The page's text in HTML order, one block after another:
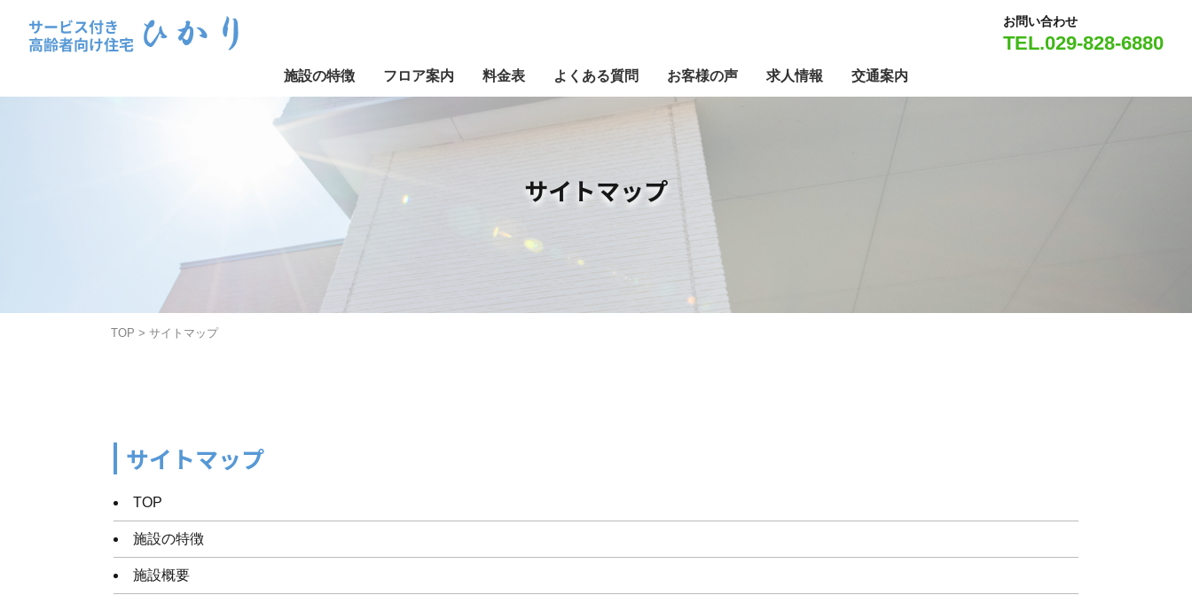
お客様の声
to
サイトマップ
TOP > サイトマップ
お問い合わせ
TEL.029-828-6880
施設の特徴 フロア案内 料金表 よくある質問 お客様の声 求人情報 交通案内
サイトマップ
TOP
施設の特徴
施設概要